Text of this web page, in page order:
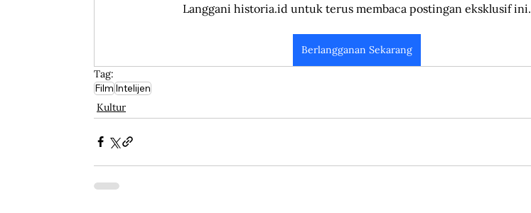
Langgani historia.id untuk terus membaca postingan eksklusif ini.
Berlangganan Sekarang
Tag:
FilmIntelijen
Kultur